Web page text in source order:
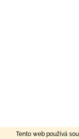
Tento web používá